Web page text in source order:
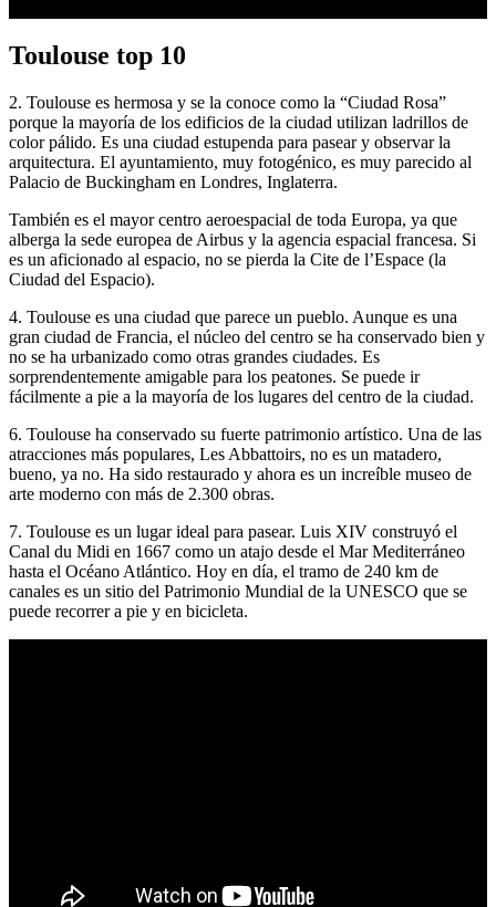
Toulouse top 10
2. Toulouse es hermosa y se la conoce como la “Ciudad Rosa”
porque la mayoría de los edificios de la ciudad utilizan ladrillos de
color pálido. Es una ciudad estupenda para pasear y observar la
arquitectura. El ayuntamiento, muy fotogénico, es muy parecido al
Palacio de Buckingham en Londres, Inglaterra.
También es el mayor centro aeroespacial de toda Europa, ya que
alberga la sede europea de Airbus y la agencia espacial francesa. Si
es un aficionado al espacio, no se pierda la Cite de l’Espace (la
Ciudad del Espacio).
4. Toulouse es una ciudad que parece un pueblo. Aunque es una
gran ciudad de Francia, el núcleo del centro se ha conservado bien y
no se ha urbanizado como otras grandes ciudades. Es
sorprendentemente amigable para los peatones. Se puede ir
fácilmente a pie a la mayoría de los lugares del centro de la ciudad.
6. Toulouse ha conservado su fuerte patrimonio artístico. Una de las
atracciones más populares, Les Abbattoirs, no es un matadero,
bueno, ya no. Ha sido restaurado y ahora es un increíble museo de
arte moderno con más de 2.300 obras.
7. Toulouse es un lugar ideal para pasear. Luis XIV construyó el
Canal du Midi en 1667 como un atajo desde el Mar Mediterráneo
hasta el Océano Atlántico. Hoy en día, el tramo de 240 km de
canales es un sitio del Patrimonio Mundial de la UNESCO que se
puede recorrer a pie y en bicicleta.